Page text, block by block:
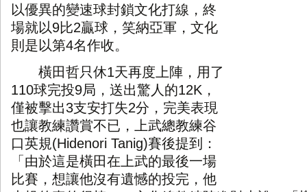
以優異的變速球封鎖文化打線，終
場就以9比2贏球，笑納亞軍，文化
則是以第4名作收。
橫田哲只休1天再度上陣，用了
110球完投9局，送出驚人的12K ，
僅被擊出3支安打失2分，完美表現
也讓教練讚賞不已，上武總教練谷
口英規(Hidenori Tanig)賽後提到：
「由於這是橫田在上武的最後一場
比賽，想讓他沒有遺憾的投完，他